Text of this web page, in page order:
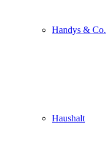
Handys & Co.
Haushalt